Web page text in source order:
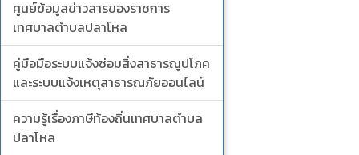
ศูนย์ข้อมูลข่าวสารของราชการ
เทศบาลตำบลปลาโหล
คู่มือมือระบบแจ้งซ่อมสิ่งสาธารณูปโภค
และระบบแจ้งเหตุสาธารณภัยออนไลน์
ความรู้เรื่องภาษีท้องถิ่นเทศบาลตำบล
ปลาโหล